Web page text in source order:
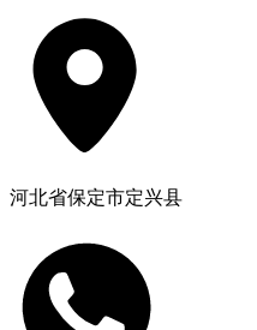
河北省保定市定兴县